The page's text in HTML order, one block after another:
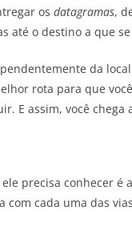
os datagramas,
até o destino a que
da
rota para que
E assim, você chega
precisa conhecer é
com cada uma das